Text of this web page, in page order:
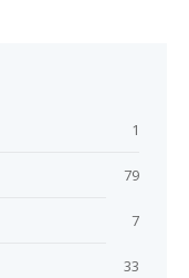
1
79
7
33